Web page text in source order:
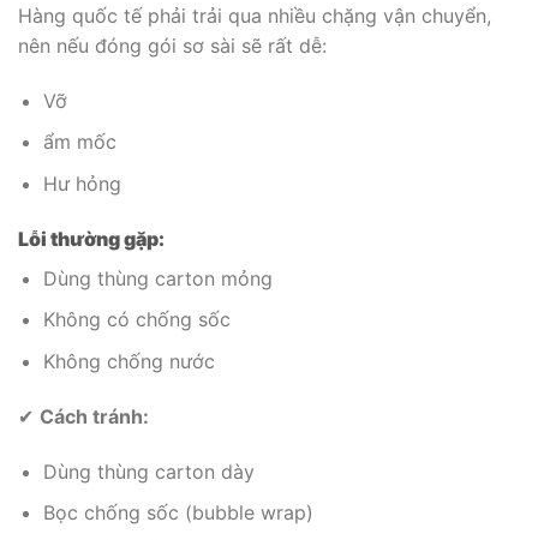
Hàng quốc tế phải trải qua nhiều chặng vận chuyển,
nên nếu đóng gói sơ sài sẽ rất dễ:
Vỡ
ẩm mốc
Hư hỏng
Lỗi thường gặp:
Dùng thùng carton mỏng
Không có chống sốc
Không chống nước
✔ Cách tránh:
Dùng thùng carton dày
Bọc chống sốc (bubble wrap)